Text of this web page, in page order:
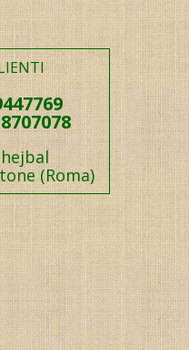
(Roma)